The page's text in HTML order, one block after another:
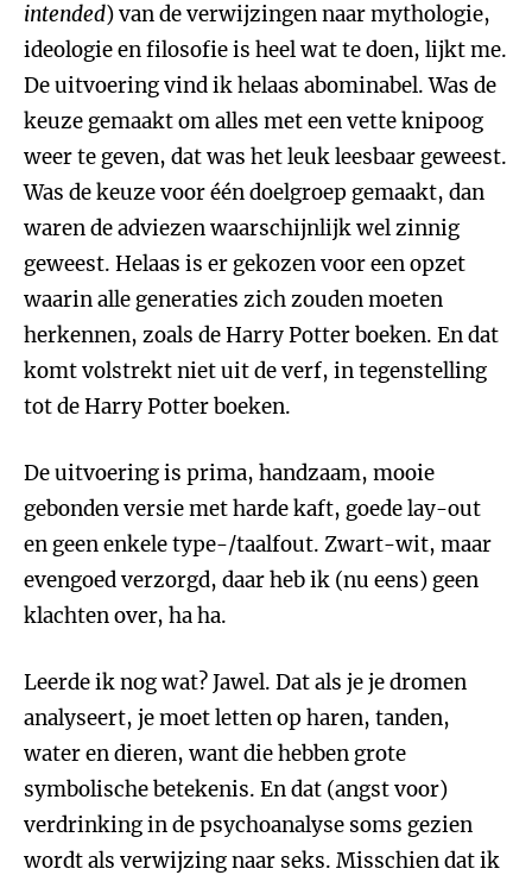
intended) van de verwijzingen naar mythologie,
ideologie en filosofie is heel wat te doen, lijkt me.
De uitvoering vind ik helaas abominabel. Was de
keuze gemaakt om alles met een vette knipoog
weer te geven, dat was het leuk leesbaar geweest.
Was de keuze voor één doelgroep gemaakt, dan
waren de adviezen waarschijnlijk wel zinnig
geweest. Helaas is er gekozen voor een opzet
waarin alle generaties zich zouden moeten
herkennen, zoals de Harry Potter boeken. En dat
komt volstrekt niet uit de verf, in tegenstelling
tot de Harry Potter boeken.
De uitvoering is prima, handzaam, mooie
gebonden versie met harde kaft, goede lay-out
en geen enkele type-/taalfout. Zwart-wit, maar
evengoed verzorgd, daar heb ik (nu eens) geen
klachten over, ha ha.
Leerde ik nog wat? Jawel. Dat als je je dromen
analyseert, je moet letten op haren, tanden,
water en dieren, want die hebben grote
symbolische betekenis. En dat (angst voor)
verdrinking in de psychoanalyse soms gezien
wordt als verwijzing naar seks. Misschien dat ik